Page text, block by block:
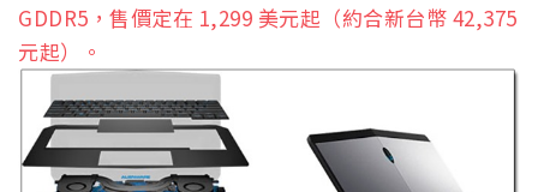
GDDR5，售價定在 1,299 美元起（約合新台幣 42,375
元起）。